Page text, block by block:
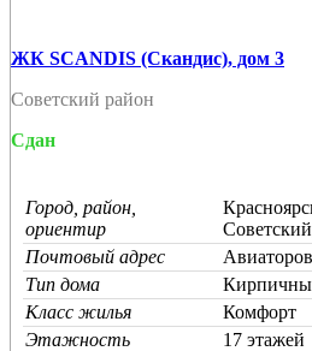
ЖК SCANDIS (Скандис), дом 3
Советский район
Сдан
Город, район,
ориентир
Почтовый адрес
Тип дома
Класс жилья
Комфорт
Этажность
17 этажей